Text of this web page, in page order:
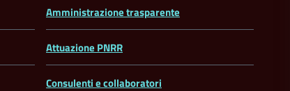
Amministrazione trasparente
Attuazione PNRR
Consulenti e collaboratori